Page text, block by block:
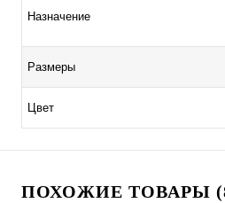
Назначение
Размеры
Цвет
ПОХОЖИЕ ТОВАРЫ